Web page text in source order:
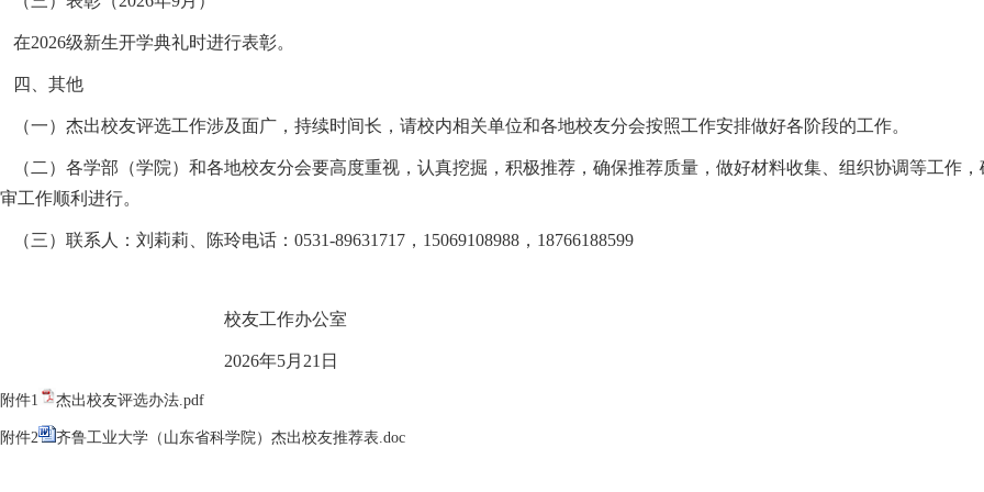
在2026级新生开学典礼时进行表彰。
四、其他
（一）杰出校友评选工作涉及面广，持续时间长，请校内相关单位和各地校友分会按照工作安排做好各阶段的工作。
（二）各学部（学院）和各地校友分会要高度重视，认真挖掘，积极推荐，确保推荐质量，做好材料收集、组织协调等工作，
审工作顺利进行。
（三）联系人：刘莉莉、陈玲电话：0531-89631717，15069108988，18766188599
校友工作办公室
2026年5月21日
附件1 杰出校友评选办法.pdf
附件2 齐鲁工业大学（山东省科学院）杰出校友推荐表.doc